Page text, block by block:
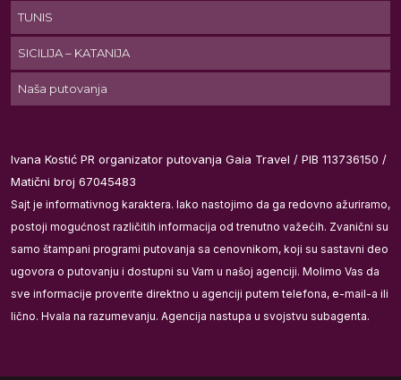
TUNIS
SICILIJA – KATANIJA
Naša putovanja
Ivana Kostić PR organizator putovanja Gaia Travel / PIB 113736150 /
Matični broj 67045483
Sajt je informativnog karaktera. Iako nastojimo da ga redovno ažuriramo,
postoji mogućnost različitih informacija od trenutno važećih. Zvanični su
samo štampani programi putovanja sa cenovnikom, koji su sastavni deo
ugovora o putovanju i dostupni su Vam u našoj agenciji. Molimo Vas da
sve informacije proverite direktno u agenciji putem telefona, e-mail-a ili
lično. Hvala na razumevanju. Agencija nastupa u svojstvu subagenta.